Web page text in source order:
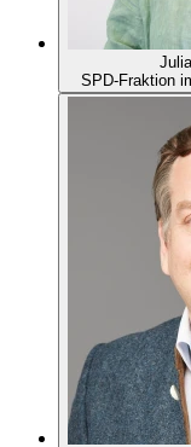
SPD-Fraktion